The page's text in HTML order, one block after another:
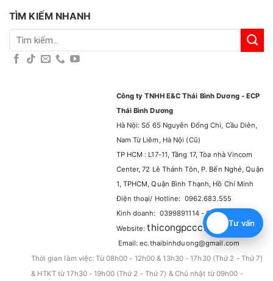
Tư vấn
TÌM KIẾM NHANH
Tìm
kiếm:
Công ty TNHH E&C Thái Bình Dương - ECP
Thái Bình Dương
Hà Nội: Số 65 Nguyễn Đổng Chi, Cầu Diên,
Nam Từ Liêm, Hà Nội (Cũ)
TP HCM : L17-11, Tầng 17, Tòa nhà Vincom
Center, 72 Lê Thánh Tôn, P. Bến Nghé, Quận
1, TPHCM, Quận Bình Thạnh, Hồ Chí Minh
Điện thoại/ Hotline: 0962.683.555
Kinh doanh: 0399891114 - 0965929114
Website:thicongpccc.com.vn –
Email: ec.thaibinhduong@gmail.com
Thời gian làm việc: Từ 08h00 - 12h00 & 13h30 - 17h30 (Thứ 2 - Thứ 7)
& HTKT từ 17h30 - 19h00 (Thứ 2 - Thứ 7) & Chủ nhật từ 09h00 -